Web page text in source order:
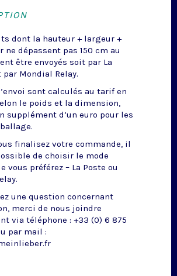
dont la hauteur + largeur +
ne dépassent pas 150 cm au
être envoyés soit par La
par Mondial Relay.
sont calculés au tarif en
le poids et la dimension,
supplément d’un euro pour les
finalisez votre commande, il
de choisir le mode
vous préférez – La Poste ou
une question concernant
merci de nous joindre
via téléphone : +33 (0) 6 875
par mail :